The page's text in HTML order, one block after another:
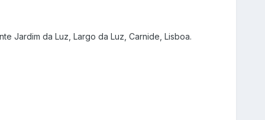
Jardim da Luz, Largo da Luz, Carnide, Lisboa.